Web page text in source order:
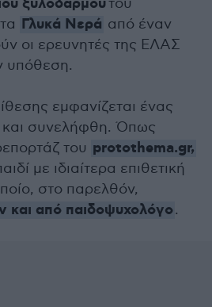
ξυλοδαρμούτου
Γλυκά Νερά από έναν
οι ερευνητές της ΕΛΑΣ
υπόθεση.
εμφανίζεται ένας
και συνελήφθη. Όπως
του protothema.gr,
με ιδιαίτερα επιθετική
στο παρελθόν,
και από παιδοψυχολόγο.